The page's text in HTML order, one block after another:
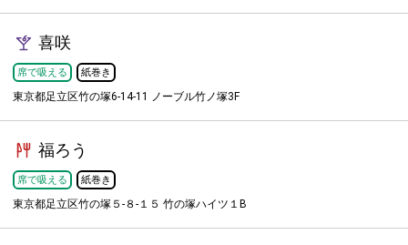
喜咲
席で吸える 紙巻き
東京都足立区竹の塚6-14-11 ノーブル竹ノ塚3F
福ろう
席で吸える 紙巻き
東京都足立区竹の塚５-８-１５ 竹の塚ハイツ１B